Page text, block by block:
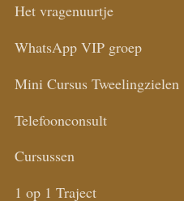
Het vragenuurtje
WhatsApp VIP groep
Mini Cursus Tweelingzielen
Telefoonconsult
Cursussen
1 op 1 Traject